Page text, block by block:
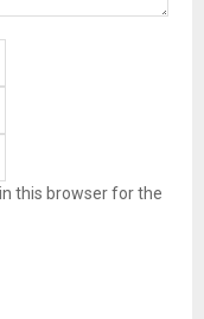
this browser for the